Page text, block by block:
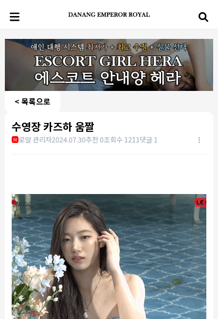
< 목록으로
수영장 카즈하 움짤
M 로얄 관리자2024.07.30추천 0조회수 1211댓글 1